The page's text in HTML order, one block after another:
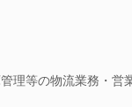
理等の物流業務・営